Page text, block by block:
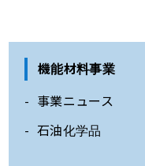
機能材料事業
事業ニュース
石油化学品